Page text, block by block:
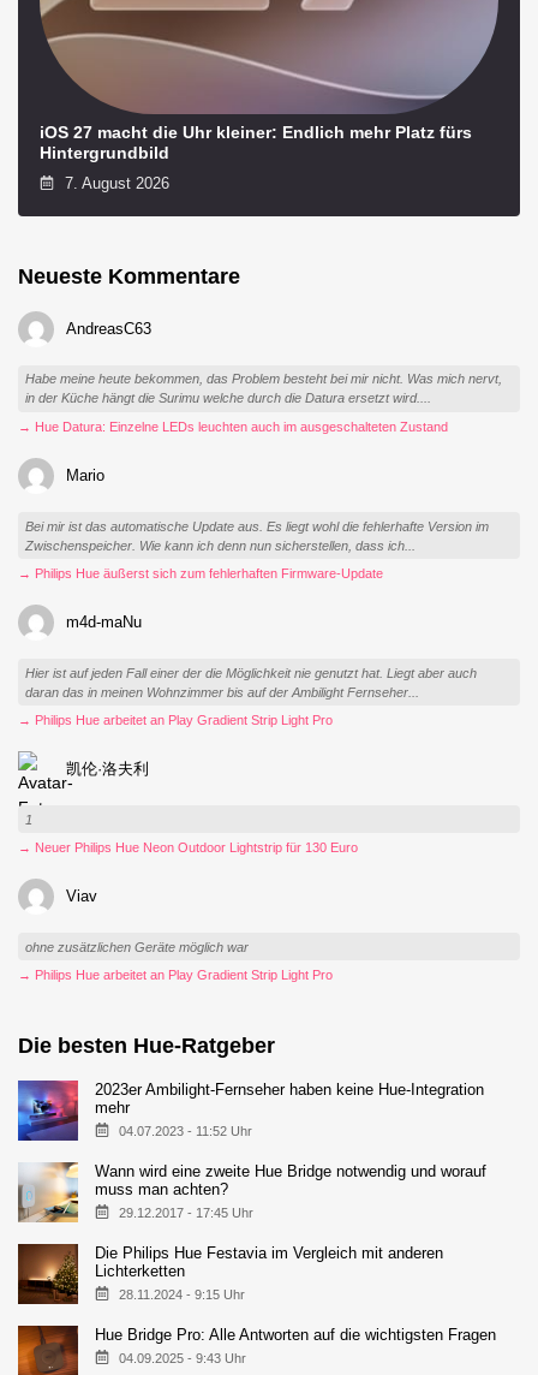
iOS 27 macht die Uhr kleiner: Endlich mehr Platz fürs
Hintergrundbild
7. August 2026
Neueste Kommentare
AndreasC63
Habe meine heute bekommen, das Problem besteht bei mir nicht. Was mich nervt,
in der Küche hängt die Surimu welche durch die Datura ersetzt wird....
→ Hue Datura: Einzelne LEDs leuchten auch im ausgeschalteten Zustand
Mario
Bei mir ist das automatische Update aus. Es liegt wohl die fehlerhafte Version im
Zwischenspeicher. Wie kann ich denn nun sicherstellen, dass ich...
→ Philips Hue äußerst sich zum fehlerhaften Firmware-Update
m4d-maNu
Hier ist auf jeden Fall einer der die Möglichkeit nie genutzt hat. Liegt aber auch
daran das in meinen Wohnzimmer bis auf der Ambilight Fernseher...
→ Philips Hue arbeitet an Play Gradient Strip Light Pro
凯伦·洛夫利
1
→ Neuer Philips Hue Neon Outdoor Lightstrip für 130 Euro
Viav
ohne zusätzlichen Geräte möglich war
→ Philips Hue arbeitet an Play Gradient Strip Light Pro
Die besten Hue-Ratgeber
2023er Ambilight-Fernseher haben keine Hue-Integration
mehr
04.07.2023 - 11:52 Uhr
Wann wird eine zweite Hue Bridge notwendig und worauf
muss man achten?
29.12.2017 - 17:45 Uhr
Die Philips Hue Festavia im Vergleich mit anderen
Lichterketten
28.11.2024 - 9:15 Uhr
Hue Bridge Pro: Alle Antworten auf die wichtigsten Fragen
04.09.2025 - 9:43 Uhr